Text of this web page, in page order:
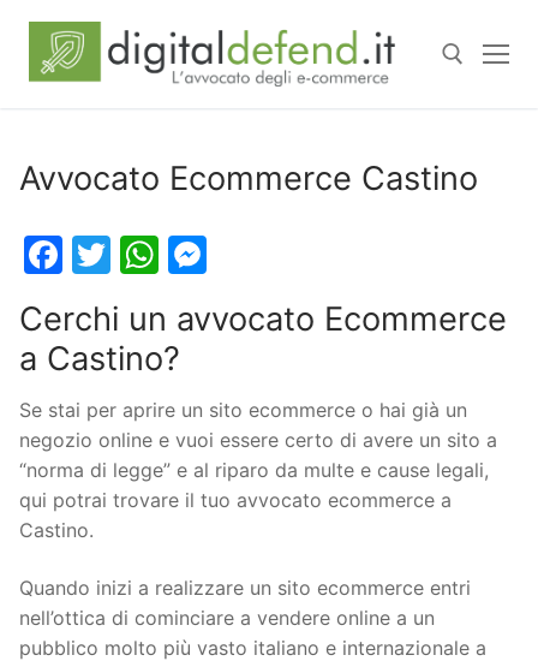
Avvocato Ecommerce Castino
Facebook
TwitterWhatsApp
Cerchi un avvocato Ecommerce
a Castino?
Se stai per aprire un sito ecommerce o hai già un
negozio online e vuoi essere certo di avere un sito a
“norma di legge” e al riparo da multe e cause legali,
qui potrai trovare il tuo avvocato ecommerce a
Castino.
Quando inizi a realizzare un sito ecommerce entri
nell’ottica di cominciare a vendere online a un
pubblico molto più vasto italiano e internazionale a